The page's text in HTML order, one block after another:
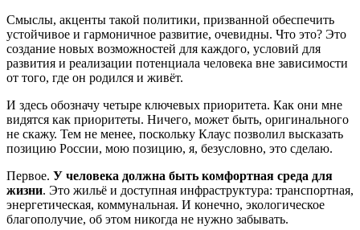
Смыслы, акценты такой политики, призванной обеспечить
устойчивое и гармоничное развитие, очевидны. Что это? Это
создание новых возможностей для каждого, условий для
развития и реализации потенциала человека вне зависимости
от того, где он родился и живёт.
И здесь обозначу четыре ключевых приоритета. Как они мне
видятся как приоритеты. Ничего, может быть, оригинального
не скажу. Тем не менее, поскольку Клаус позволил высказать
позицию России, мою позицию, я, безусловно, это сделаю.
Первое. У человека должна быть комфортная среда для
жизни. Это жильё и доступная инфраструктура: транспортная,
энергетическая, коммунальная. И конечно, экологическое
благополучие, об этом никогда не нужно забывать.